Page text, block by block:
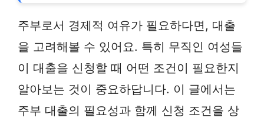
주부로서 경제적 여유가 필요하다면, 대출
을 고려해볼 수 있어요. 특히 무직인 여성들
이 대출을 신청할 때 어떤 조건이 필요한지
알아보는 것이 중요하답니다. 이 글에서는
주부 대출의 필요성과 함께 신청 조건을 상